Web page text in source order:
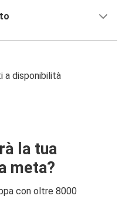
a disponibilità
la tua
meta?
con oltre 8000